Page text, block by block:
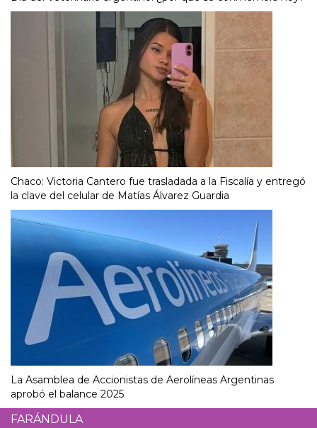
Chaco: Victoria Cantero fue trasladada a la Fiscalía y entregó
la clave del celular de Matías Álvarez Guardia
La Asamblea de Accionistas de Aerolíneas Argentinas
aprobó el balance 2025
FARÁNDULA